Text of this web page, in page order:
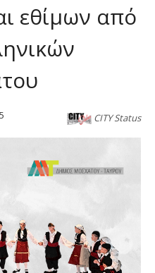
εθίμων από
CITY Status